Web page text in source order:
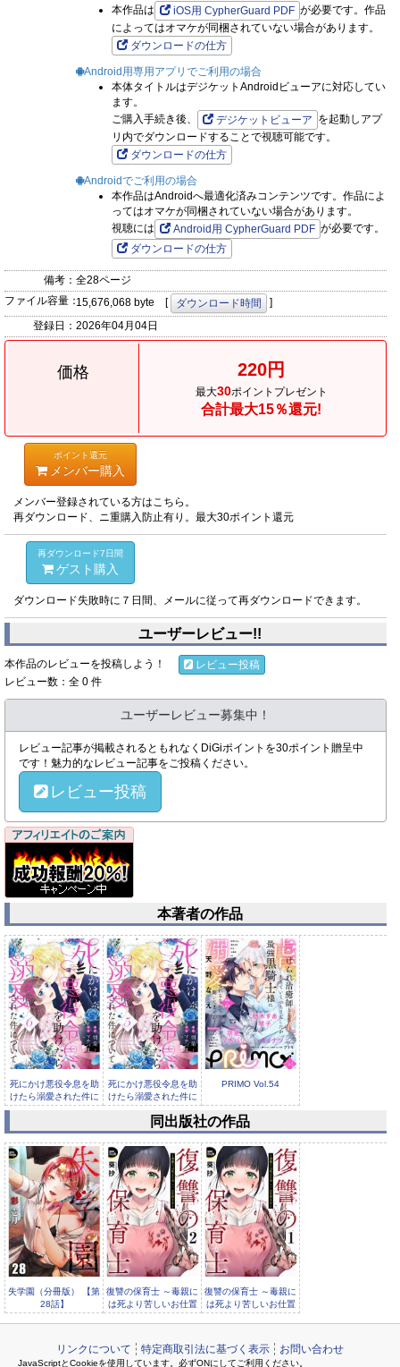
本作品は
iOS用 CypherGuard PDF が必要です。作品
によってはオマケが同梱されていない場合があります。
ダウンロードの仕方
Android用専用アプリでご利用の場合
本体タイトルはデジケットAndroidビューアに対応してい
ます。
ご購入手続き後、
デジケットビューア を起動しアプ
リ内でダウンロードすることで視聴可能です。
ダウンロードの仕方
Androidでご利用の場合
本作品はAndroidへ最適化済みコンテンツです。作品によ
ってはオマケが同梱されていない場合があります。
視聴には
Android用 CypherGuard PDF が必要です。
ダウンロードの仕方
備考： 全28ページ
ファイル容量：15,676,068 byte [ ダウンロード時間
]
登録日： 2026年04月04日
価格 220円
最大30ポイントプレゼント
合計最大15％還元!
ポイント還元
メンバー購入
メンバー登録されている方はこちら。
再ダウンロード、ニ重購入防止有り。最大30ポイント還元
再ダウンロード7日間
ゲスト購入
ダウンロード失敗時に７日間、メールに従って再ダウンロードできます。
ユーザーレビュー!!
本作品のレビューを投稿しよう！
レビュー投稿
レビュー数：全 0 件
ユーザーレビュー募集中！
レビュー記事が掲載されるともれなくDiGiポイントを30ポイント贈呈中
です！魅力的なレビュー記事をご投稿ください。
レビュー投稿
本著者の作品
死にかけ悪役令息を助
けたら溺愛された件に
ついて（...
死にかけ悪役令息を助
けたら溺愛された件に
ついて（...
PRIMO Vol.54
死にかけ悪役令息を助
けたら溺愛された件に
同出版社の作品
失学園（分冊版） 【第
28話】
復讐の保育士 ～毒親に
は死より苦しいお仕置
きを～（分冊版）
復讐の保育士 ～毒親に
は死より苦しいお仕置
きを～（分冊版）
リンクについて 特定商取引法に基づく表示 お問い合わせ
JavaScriptとCookieを使用しています。必ずONにしてご利用ください。